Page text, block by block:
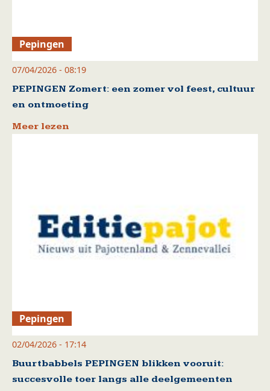
Pepingen
07/04/2026 - 08:19
PEPINGEN Zomert: een zomer vol feest, cultuur
en ontmoeting
Meer lezen
Pepingen
02/04/2026 - 17:14
Buurtbabbels PEPINGEN blikken vooruit:
succesvolle toer langs alle deelgemeenten